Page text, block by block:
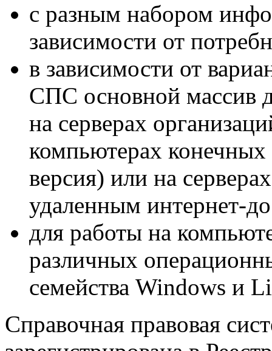
с разным набором
зависимости от
в зависимости от
СПС основной массив
на серверах
компьютерах
версия) или на
удаленным интернет-
для работы на
различных
семейства Windows и
Справочная правовая